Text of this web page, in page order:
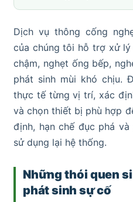
Dịch vụ thông cống
của chúng tôi hỗ trợ xử
chậm, nghẹt ống bếp,
phát sinh mùi khó chịu.
thực tế từng vị trí, xác
và chọn thiết bị phù hợp
định, hạn chế đục phá
sử dụng lại hệ thống.
Những thói quen
phát sinh sự cố